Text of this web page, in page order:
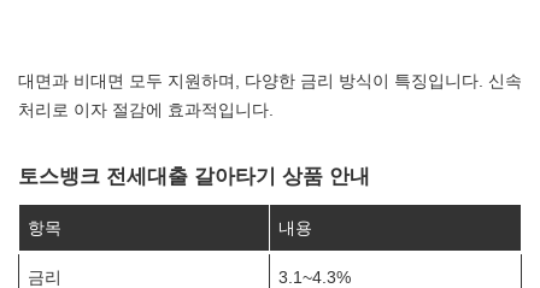
대면과 비대면 모두 지원하며, 다양한 금리 방식이 특징입니다. 신속
처리로 이자 절감에 효과적입니다.
토스뱅크 전세대출 갈아타기 상품 안내
항목 내용
금리 3.1~4.3%